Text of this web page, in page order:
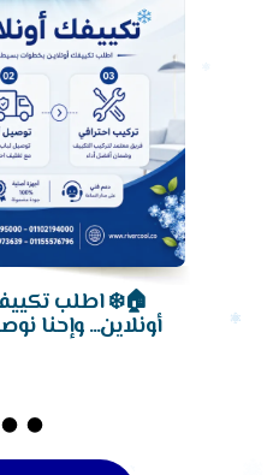
أونلاين... وإحنا